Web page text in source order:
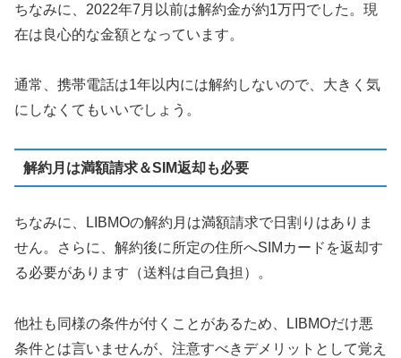
ちなみに、2022年7月以前は解約金が約1万円でした。現
在は良心的な金額となっています。
通常、携帯電話は1年以内には解約しないので、大きく気
にしなくてもいいでしょう。
解約月は満額請求＆SIM返却も必要
ちなみに、LIBMOの解約月は満額請求で日割りはありま
せん。さらに、解約後に所定の住所へSIMカードを返却す
る必要があります（送料は自己負担）。
他社も同様の条件が付くことがあるため、LIBMOだけ悪
条件とは言いませんが、注意すべきデメリットとして覚え